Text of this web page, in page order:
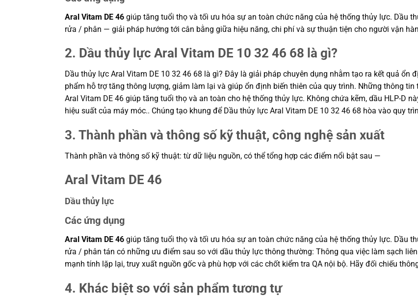
Aral Vitam DE 46 giúp tăng tuổi thọ và tối ưu hóa sự an toàn chức năng của hệ thống thủy lực. Dầu
rửa / phân — giải pháp hướng tới cân bằng giữa hiệu năng, chi phí và sự thuận tiện cho người vận
2. Dầu thủy lực Aral Vitam DE 10 32 46 68 là gì?
Dầu thủy lực Aral Vitam DE 10 32 46 68 là gì? Đây là giải pháp chuyên dụng nhằm tạo ra kết quả ổn
phẩm hỗ trợ tăng thông lượng, giảm làm lại và giúp ổn định biến thiên của quy trình. Những thông
Aral Vitam DE 46 giúp tăng tuổi thọ và an toàn cho hệ thống thủy lực. Không chứa kẽm, dầu HLP-D
hiệu suất của máy móc.. Chúng tạo khung để Dầu thủy lực Aral Vitam DE 10 32 46 68 hòa vào quy
3. Thành phần và thông số kỹ thuật, công nghệ sản xuất
Thành phần và thông số kỹ thuật: từ dữ liệu nguồn, có thể tổng hợp các điểm nổi bật sau —
Aral Vitam DE 46
Dầu thủy lực
Các ứng dụng
Aral Vitam DE 46 giúp tăng tuổi thọ và tối ưu hóa sự an toàn chức năng của hệ thống thủy lực. Dầu
rửa / phân tán có những ưu điểm sau so với dầu thủy lực thông thường: Thông qua việc làm sạch
mạnh tính lặp lại, truy xuất nguồn gốc và phù hợp với các chốt kiểm tra QA nội bộ. Hãy đối chiếu
4. Khác biệt so với sản phẩm tương tự